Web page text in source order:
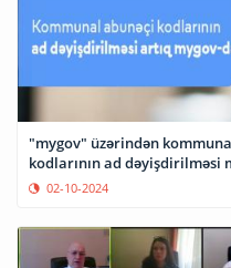
"mygov" üzərindən
kodlarının ad dəyişdirilməsi
02-10-2024